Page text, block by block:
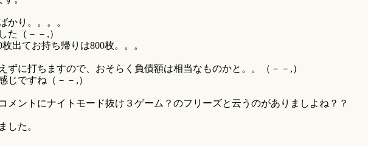
かり。。。。
た（－－,）
出てお持ち帰りは800枚。。。
ずに打ちますので、おそらく負債額は相当なものかと。。（－－,）
じですね（－－,）
メントにナイトモード抜け３ゲーム？のフリーズと云うのがありましよね？？
した。